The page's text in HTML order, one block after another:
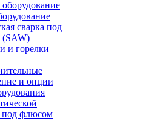
сварка под
(SAW)
и горелки
и опции
под флюсом